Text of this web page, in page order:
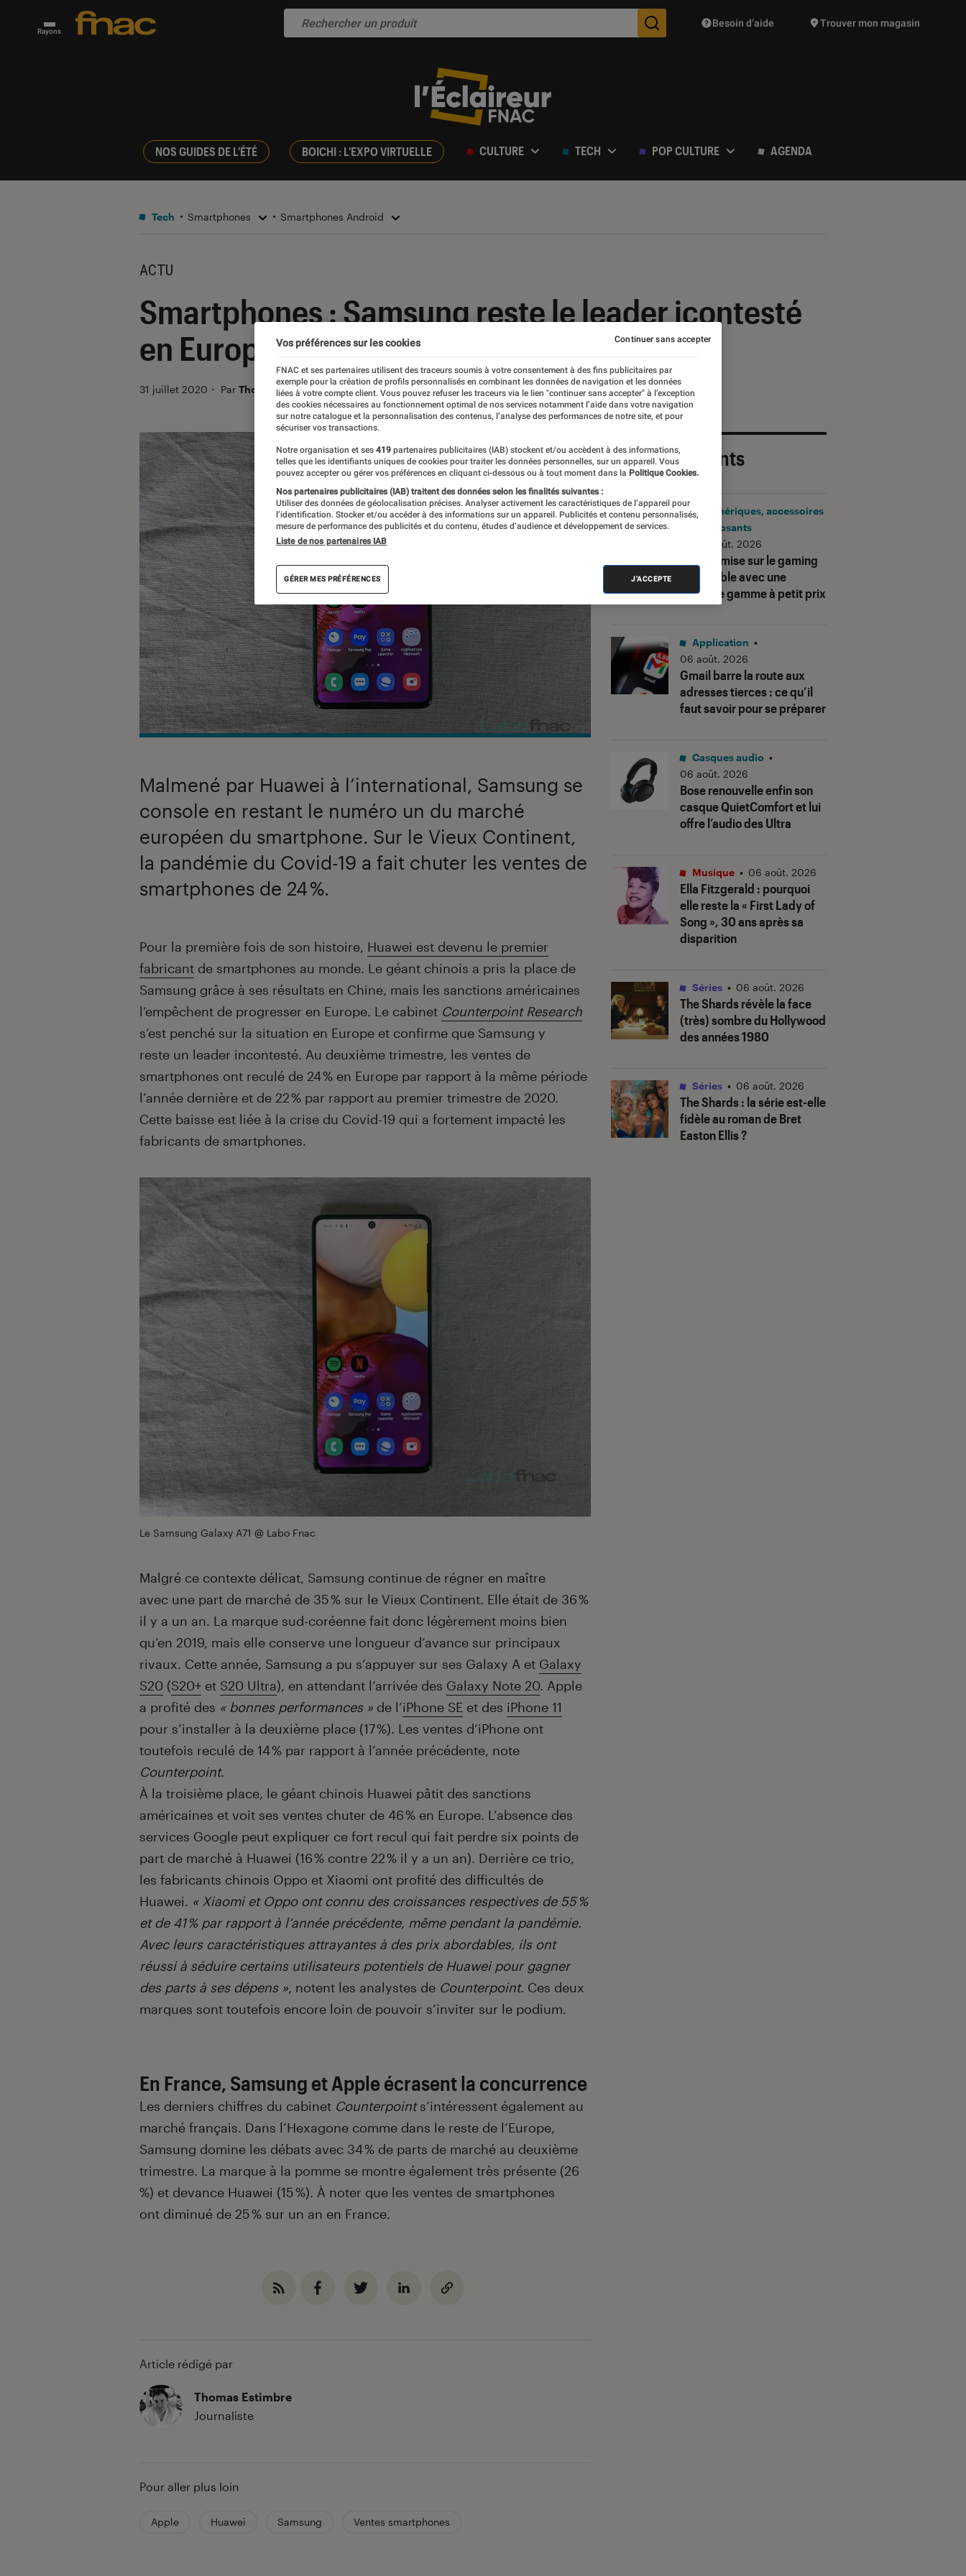
Rayons Des suggestions de produits vont vous être proposées
Besoin d’aide Trouver mon magasin
NOS GUIDES DE L'ÉTÉ BOICHI : L'EXPO VIRTUELLE CULTURE TECH POP CULTURE AGENDA
Tech Smartphones Smartphones Android
ACTU
Smartphones : Samsung reste le leader icontesté
en Europe
31 juillet 2020 ・ Par Thomas Estimbre
Malmené par Huawei à l’international, Samsung se
console en restant le numéro un du marché
européen du smartphone. Sur le Vieux Continent,
la pandémie du Covid-19 a fait chuter les ventes de
smartphones de 24 %.
Introduction
Pour la première fois de son histoire, Huawei est devenu le premier
fabricant de smartphones au monde. Le géant chinois a pris la place de
Samsung grâce à ses résultats en Chine, mais les sanctions américaines
l’empêchent de progresser en Europe. Le cabinet Counterpoint Research
s’est penché sur la situation en Europe et confirme que Samsung y
reste un leader incontesté. Au deuxième trimestre, les ventes de
smartphones ont reculé de 24 % en Europe par rapport à la même période
l’année dernière et de 22 % par rapport au premier trimestre de 2020.
Cette baisse est liée à la crise du Covid-19 qui a fortement impacté les
fabricants de smartphones.
Le Samsung Galaxy A71 @ Labo Fnac
Malgré ce contexte délicat, Samsung continue de régner en maître
avec une part de marché de 35 % sur le Vieux Continent. Elle était de 36 %
il y a un an. La marque sud-coréenne fait donc légèrement moins bien
qu’en 2019, mais elle conserve une longueur d’avance sur principaux
rivaux. Cette année, Samsung a pu s’appuyer sur ses Galaxy A et Galaxy
S20 (S20+ et S20 Ultra), en attendant l’arrivée des Galaxy Note 20. Apple
a profité des « bonnes performances » de l’iPhone SE et des iPhone 11
pour s’installer à la deuxième place (17 %). Les ventes d’iPhone ont
toutefois reculé de 14 % par rapport à l’année précédente, note
Counterpoint.
À la troisième place, le géant chinois Huawei pâtit des sanctions
américaines et voit ses ventes chuter de 46 % en Europe. L’absence des
services Google peut expliquer ce fort recul qui fait perdre six points de
part de marché à Huawei (16 % contre 22 % il y a un an). Derrière ce trio,
les fabricants chinois Oppo et Xiaomi ont profité des difficultés de
Huawei. « Xiaomi et Oppo ont connu des croissances respectives de 55 %
et de 41 % par rapport à l’année précédente, même pendant la pandémie.
Avec leurs caractéristiques attrayantes à des prix abordables, ils ont
réussi à séduire certains utilisateurs potentiels de Huawei pour gagner
des parts à ses dépens », notent les analystes de Counterpoint. Ces deux
marques sont toutefois encore loin de pouvoir s’inviter sur le podium.
En France, Samsung et Apple écrasent la concurrence
Les derniers chiffres du cabinet Counterpoints’intéressent également au
marché français. Dans l’Hexagone comme dans le reste de l’Europe,
Samsung domine les débats avec 34 % de parts de marché au deuxième
trimestre. La marque à la pomme se montre également très présente (26
%) et devance Huawei (15 %). À noter que les ventes de smartphones
ont diminué de 25 % sur un an en France.
Article rédigé par
Thomas Estimbre
Journaliste
Pour aller plus loin
Apple Huawei Samsung Ventes smartphones
Les plus récents
Corsair mise sur le gaming
accessible avec une
nouvelle gamme à petit prix
Périphériques, accessoires
et composants
06 août. 2026
Gmail barre la route aux
adresses tierces : ce qu’il
faut savoir pour se préparer
Application •
06 août. 2026
Bose renouvelle enfin son
casque QuietComfort et lui
offre l’audio des Ultra
Casques audio •
06 août. 2026
Ella Fitzgerald : pourquoi
elle reste la « First Lady of
Song », 30 ans après sa
disparition
Musique • 06 août. 2026
The Shardsrévèle la face
(très) sombre du Hollywood
des années 1980
Séries • 06 août. 2026
The Shards: la série est-elle
fidèle au roman de Bret
Easton Ellis ?
Séries • 06 août. 2026
Vos préférences sur les cookies
FNAC et ses partenaires utilisent des traceurs soumis à votre consentement à des fins publicitaires par
exemple pour la création de profils personnalisés en combinant les données de navigation et les données
liées à votre compte client. Vous pouvez refuser les traceurs via le lien "continuer sans accepter" à l’exception
des cookies nécessaires au fonctionnement optimal de nos services notamment l’aide dans votre navigation
sur notre catalogue et la personnalisation des contenus, l’analyse des performances de notre site, et pour
sécuriser vos transactions.
Notre organisation et ses 419 partenaires publicitaires (IAB) stockent et/ou accèdent à des informations,
telles que les identifiants uniques de cookies pour traiter les données personnelles, sur un appareil. Vous
pouvez accepter ou gérer vos préférences en cliquant ci-dessous ou à tout moment dans la Politique Cookies.
Nos partenaires publicitaires (IAB) traitent des données selon les finalités suivantes :
Utiliser des données de géolocalisation précises. Analyser activement les caractéristiques de l’appareil pour
l’identification. Stocker et/ou accéder à des informations sur un appareil. Publicités et contenu personnalisés,
mesure de performance des publicités et du contenu, études d’audience et développement de services.
Liste de nos partenaires IAB
GÉRER MES PRÉFÉRENCES J'ACCEPTE
Continuer sans accepter